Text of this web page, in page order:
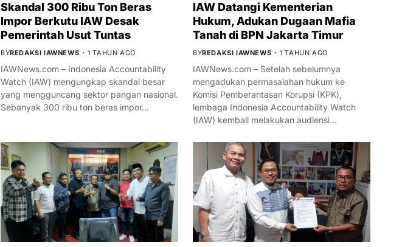
Skandal 300 Ribu Ton Beras
Impor Berkutu IAW Desak
Pemerintah Usut Tuntas
BYREDAKSI IAWNEWS 1 TAHUN AGO
IAWNews.com – Indonesia Accountability
Watch (IAW) mengungkap skandal besar
yang mengguncang sektor pangan nasional.
Sebanyak 300 ribu ton beras impor…
IAW Datangi Kementerian
Hukum, Adukan Dugaan Mafia
Tanah di BPN Jakarta Timur
BYREDAKSI IAWNEWS 1 TAHUN AGO
IAWNews.com – Setelah sebelumnya
mengadukan permasalahan hukum ke
Komisi Pemberantasan Korupsi (KPK),
lembaga Indonesia Accountability Watch
(IAW) kembali melakukan audiensi…